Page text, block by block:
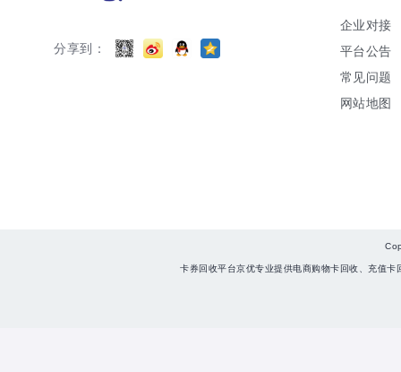
分享到：
企业对接
平台公告
常见问题
网站地图
卡券回收平台京优专业提供电商购物卡回收、充值